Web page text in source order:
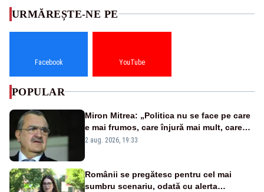
URMĂREȘTE-NE PE
Facebook YouTube
POPULAR
Miron Mitrea: „Politica nu se face pe care
e mai frumos, care înjură mai mult, care
țipă mai tare, ci pe proiecte”
2 aug. 2026, 19:33
Românii se pregătesc pentru cel mai
sumbru scenariu, odată cu alerta